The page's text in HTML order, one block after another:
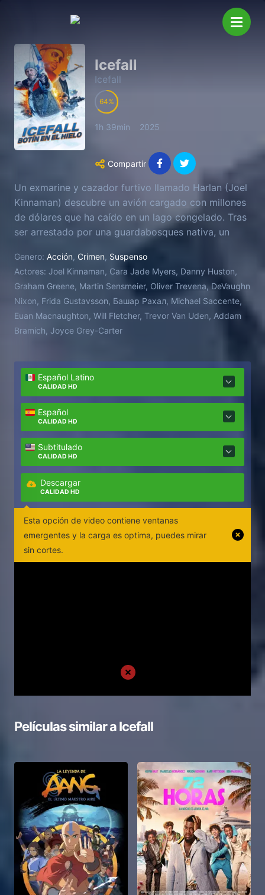
Icefall
Icefall
64
1h 39min 2025
Compartir
Un exmarine y cazador furtivo llamado Harlan (Joel
Kinnaman) descubre un avión cargado con millones
de dólares que ha caído en un lago congelado. Tras
ser arrestado por una guardabosques nativa, un
grupo de criminales y policías corruptos se enteran
de su paradero. Por ello, Harlan y la ranger se unen
para luchar e intentar escapar a través del peligroso
lago antes de que el hielo se derrita.
Genero: Acción, Crimen, Suspenso
Actores: Joel Kinnaman, Cara Jade Myers, Danny Huston,
Graham Greene, Martin Sensmeier, Oliver Trevena, DeVaughn
Nixon, Frida Gustavsson, Башар Рахал, Michael Saccente,
Euan Macnaughton, Will Fletcher, Trevor Van Uden, Addam
Bramich, Joyce Grey-Carter
Español Latino
CALIDAD HD
Español
CALIDAD HD
Subtitulado
CALIDAD HD
Descargar
CALIDAD HD
Esta opción de video contiene ventanas
emergentes y la carga es optima, puedes mirar
sin cortes.
Películas similar aIcefall